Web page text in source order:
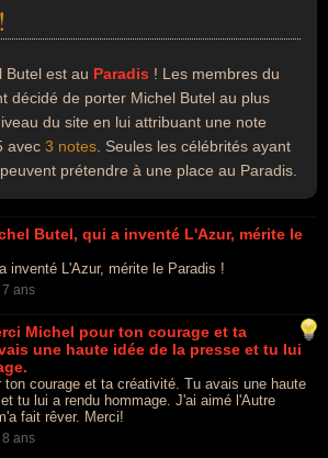
Butel est au Paradis ! Les membres du
décidé de porter Michel Butel au plus
du site en lui attribuant une note
avec 3 notes . Seules les célébrités ayant
prétendre à une place au Paradis.
Butel, qui a inventé L'Azur, mérite le
inventé L'Azur, mérite le Paradis !
7 ans
Michel pour ton courage et ta
une haute idée de la presse et tu lui
ton courage et ta créativité. Tu avais une haute
tu lui a rendu hommage. J'ai aimé l'Autre
fait rêver. Merci!
8 ans